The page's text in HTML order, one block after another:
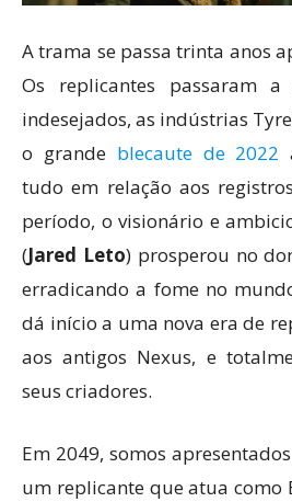
A trama se passa trinta anos
Os replicantes passaram
indesejados, as indústrias
o grande blecaute de 2022
tudo em relação aos
período, o visionário e
(Jared Leto) prosperou no
erradicando a fome no
dá início a uma nova era de
aos antigos Nexus, e
seus criadores.
Em 2049, somos
um replicante que atua como